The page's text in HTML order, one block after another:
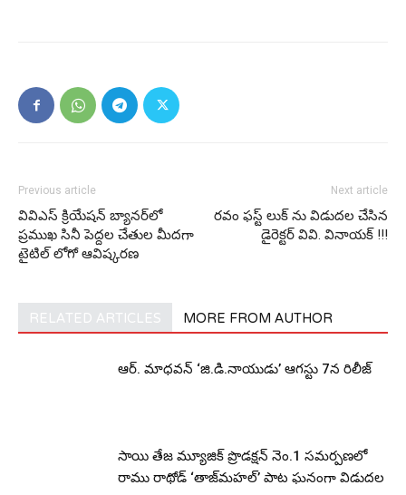
Previous article
వివిఎస్ క్రియేషన్ బ్యానర్‌లో
ప్రముఖ సినీ పెద్దల చేతుల మీదగా
టైటిల్ లోగో ఆవిష్కరణ
Next article
రవం ఫస్ట్ లుక్ ను విడుదల చేసిన
డైరెక్టర్ వివి. వినాయక్ !!!
RELATED ARTICLES MORE FROM AUTHOR
ఆర్‌. మాధవన్‌ ‘జి.డి.నాయుడు’ ఆగస్టు 7న రిలీజ్
సాయి తేజ మ్యూజిక్ ప్రొడక్షన్ నెం.1 సమర్పణలో
రాము రాథోడ్ ‘తాజ్‌మహల్’ పాట ఘనంగా విడుదల